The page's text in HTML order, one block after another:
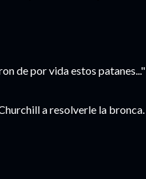
de por vida estos patanes..."
a resolverle la bronca.